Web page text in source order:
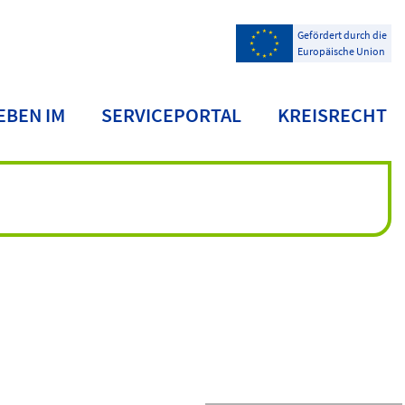
Gefördert durch die
Europäische Union
IM SERVICEPORTAL KREISRECHT